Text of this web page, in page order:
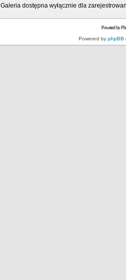
Galeria dostępna wyłącznie dla
Powered by
Powered by phpBB